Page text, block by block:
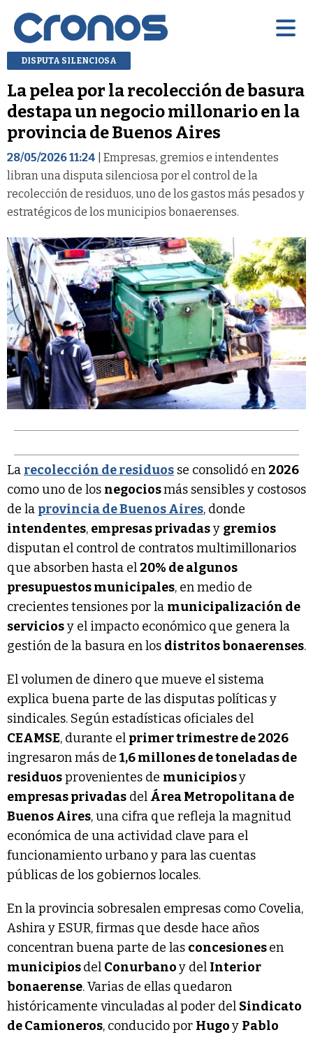
DISPUTA SILENCIOSA
La pelea por la recolección de basura
destapa un negocio millonario en la
provincia de Buenos Aires
28/05/2026 11:24 | Empresas, gremios e intendentes
libran una disputa silenciosa por el control de la
recolección de residuos, uno de los gastos más pesados y
estratégicos de los municipios bonaerenses.
La recolección de residuos se consolidó en 2026
como uno de los negociosmás sensibles y costosos
de la provincia de Buenos Aires, donde
intendentes, empresas privadasy gremios
disputan el control de contratos multimillonarios
que absorben hasta el 20% de algunos
presupuestos municipales, en medio de
crecientes tensiones por la municipalización de
serviciosy el impacto económico que genera la
gestión de la basura en los distritos bonaerenses.
El volumen de dinero que mueve el sistema
explica buena parte de las disputas políticas y
sindicales. Según estadísticas oficiales del
CEAMSE, durante el primer trimestre de 2026
ingresaron más de1,6 millones de toneladas de
residuosprovenientes de municipiosy
empresas privadas del Área Metropolitana de
Buenos Aires, una cifra que refleja la magnitud
económica de una actividad clave para el
funcionamiento urbano y para las cuentas
públicas de los gobiernos locales.
En la provincia sobresalen empresas como Covelia,
Ashira y ESUR, firmas que desde hace años
concentran buena parte de las concesionesen
municipiosdel Conurbanoy del Interior
bonaerense. Varias de ellas quedaron
históricamente vinculadas al poder del Sindicato
de Camioneros, conducido por Hugoy Pablo